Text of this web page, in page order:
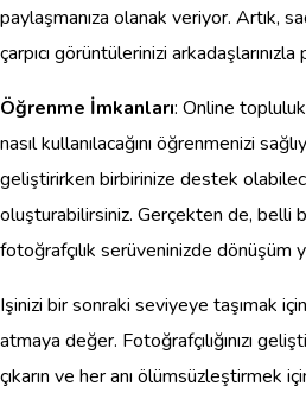
paylaşmanıza olanak veriyor. Artık,
çarpıcı görüntülerinizi
Öğrenme İmkanları: Online
nasıl kullanılacağını öğrenmenizi
geliştirirken birbirinize destek
oluşturabilirsiniz. Gerçekten de, belli
fotoğrafçılık serüveninizde dönüşüm
Işinizi bir sonraki seviyeye taşımak
atmaya değer. Fotoğrafçılığınızı
çıkarın ve her anı ölümsüzleştirmek